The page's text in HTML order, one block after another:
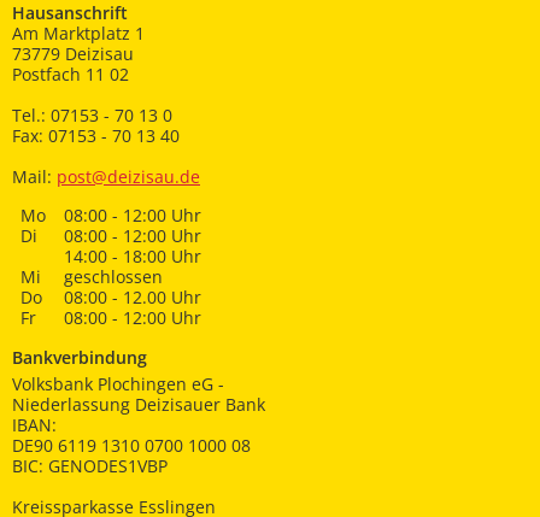
Hausanschrift
Am Marktplatz 1
73779 Deizisau
Postfach 11 02
Tel.: 07153 - 70 13 0
Fax: 07153 - 70 13 40
Mail: post@deizisau.de
Mo
08:00 - 12:00 Uhr
Di
08:00 - 12:00 Uhr
14:00 - 18:00 Uhr
Mi
geschlossen
Do
08:00 - 12.00 Uhr
Fr
08:00 - 12:00 Uhr
Bankverbindung
Volksbank Plochingen eG -
Niederlassung Deizisauer Bank
IBAN:
DE90 6119 1310 0700 1000 08
BIC: GENODES1VBP
Kreissparkasse Esslingen